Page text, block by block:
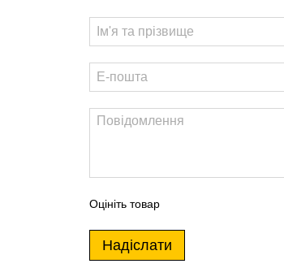
Оцініть товар
Надіслати